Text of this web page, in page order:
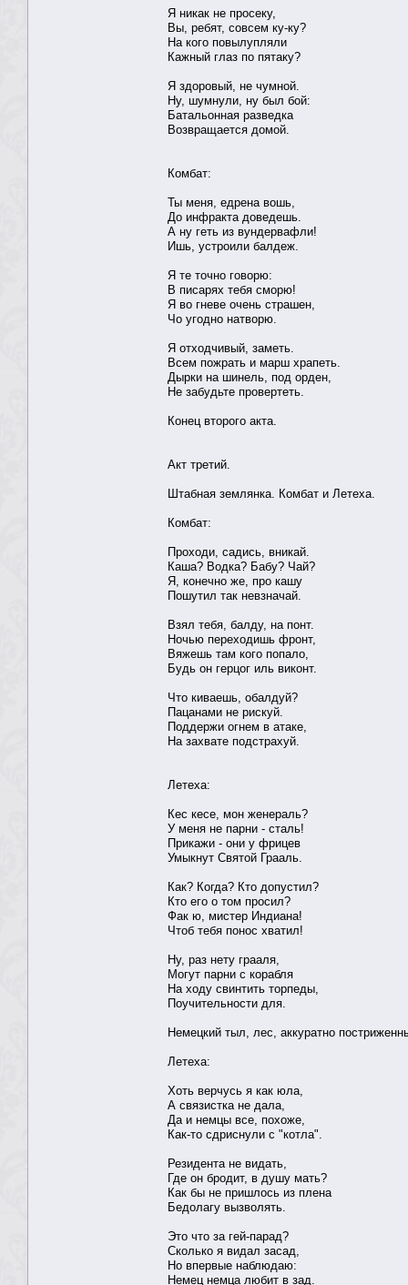
Я никак не просеку,
Вы, ребят, совсем ку-ку?
На кого повылупляли
Кажный глаз по пятаку?
Я здоровый, не чумной.
Ну, шумнули, ну был бой:
Батальонная разведка
Возвращается домой.
Комбат:
Ты меня, едрена вошь,
До инфракта доведешь.
А ну геть из вундервафли!
Ишь, устроили балдеж.
Я те точно говорю:
В писарях тебя сморю!
Я во гневе очень страшен,
Чо угодно натворю.
Я отходчивый, заметь.
Всем пожрать и марш храпеть.
Дырки на шинель, под орден,
Не забудьте провертеть.
Конец второго акта.
Акт третий.
Штабная землянка. Комбат и Летеха.
Комбат:
Проходи, садись, вникай.
Каша? Водка? Бабу? Чай?
Я, конечно же, про кашу
Пошутил так невзначай.
Взял тебя, балду, на понт.
Ночью переходишь фронт,
Вяжешь там кого попало,
Будь он герцог иль виконт.
Что киваешь, обалдуй?
Пацанами не рискуй.
Поддержи огнем в атаке,
На захвате подстрахуй.
Летеха:
Кес кесе, мон женераль?
У меня не парни - сталь!
Прикажи - они у фрицев
Умыкнут Святой Грааль.
Как? Когда? Кто допустил?
Кто его о том просил?
Фак ю, мистер Индиана!
Чтоб тебя понос хватил!
Ну, раз нету грааля,
Могут парни с корабля
На ходу свинтить торпеды,
Поучительности для.
Немецкий тыл, лес, аккуратно
Летеха:
Хоть верчусь я как юла,
А связистка не дала,
Да и немцы все, похоже,
Как-то сдриснули с "котла".
Резидента не видать,
Где он бродит, в душу мать?
Как бы не пришлось из плена
Бедолагу вызволять.
Это что за гей-парад?
Сколько я видал засад,
Но впервые наблюдаю:
Немец немца любит в зад.